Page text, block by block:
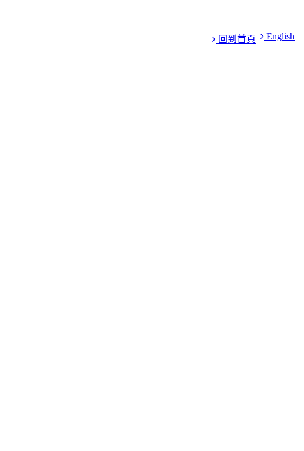
English
回到首頁